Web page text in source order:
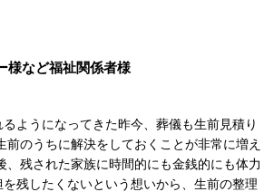
様など福祉関係者様
ようになってきた昨今、葬儀も生前見積り
前のうちに解決をしておくことが非常に増え
、残された家族に時間的にも金銭的にも体力
残したくないという想いから、生前の整理